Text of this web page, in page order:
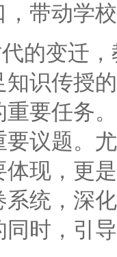
带动学
变迁，
识传授
要任务
议题。
现，更
统，深
时，引